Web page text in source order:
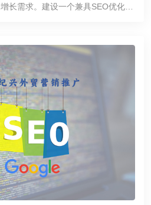
长需求。建设一个兼具SEO优化能